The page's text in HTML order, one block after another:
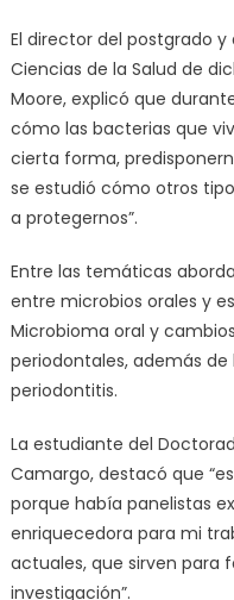
El director del postgrado
Ciencias de la Salud de
Moore, explicó que
cómo las bacterias que
cierta forma,
se estudió cómo otros
a protegernos”.
Entre las temáticas
entre microbios orales y
Microbioma oral y
periodontales, además
periodontitis.
La estudiante del
Camargo, destacó que
porque había panelistas
enriquecedora para mi
actuales, que sirven para
investigación”.